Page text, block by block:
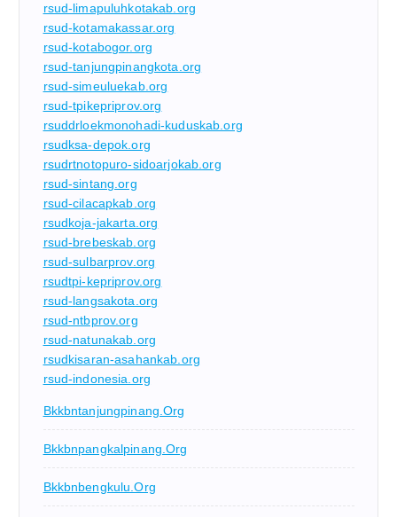
rsud-limapuluhkotakab.org
rsud-kotamakassar.org
rsud-kotabogor.org
rsud-tanjungpinangkota.org
rsud-simeuluekab.org
rsud-tpikepriprov.org
rsuddrloekmonohadi-kuduskab.org
rsudksa-depok.org
rsudrtnotopuro-sidoarjokab.org
rsud-sintang.org
rsud-cilacapkab.org
rsudkoja-jakarta.org
rsud-brebeskab.org
rsud-sulbarprov.org
rsudtpi-kepriprov.org
rsud-langsakota.org
rsud-ntbprov.org
rsud-natunakab.org
rsudkisaran-asahankab.org
rsud-indonesia.org
Bkkbntanjungpinang.org
Bkkbnpangkalpinang.org
Bkkbnbengkulu.org